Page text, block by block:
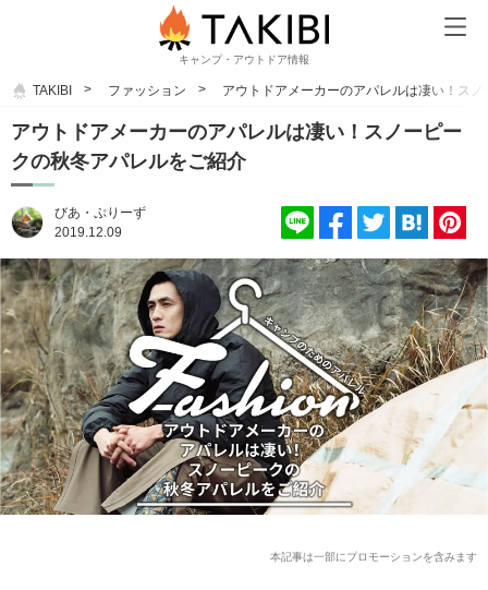
キャンプ・アウトドア情報
TAKIBI ファッション アウトドアメーカーのアパレルは凄い！ス
アウトドアメーカーのアパレルは凄い！スノーピー
クの秋冬アパレルをご紹介
びあ・ぷりーず
2019.12.09
本記事は一部にプロモーションを含みます